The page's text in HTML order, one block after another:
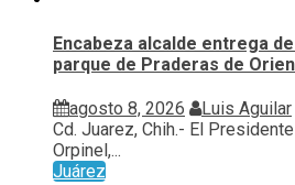
Encabeza alcalde entrega
parque de Praderas de
agosto 8, 2026 Luis Aguilar
Cd. Juarez, Chih.- El
Orpinel,...
Juárez